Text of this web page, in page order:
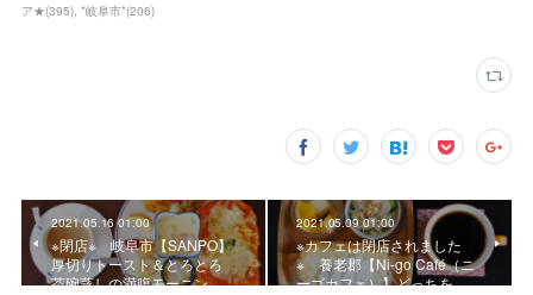
ア★(395) *岐阜市*(206)
2021.05.16 01:00
※閉店※ 岐阜市【SANPO】
厚切りトースト＆とろとろ
茶碗蒸しの満腹モーニン…
2021.05.09 01:00
※カフェは閉店されました
※ 養老郡【Ni-go Café（ニ
ーゴカフェ）】どっちを…